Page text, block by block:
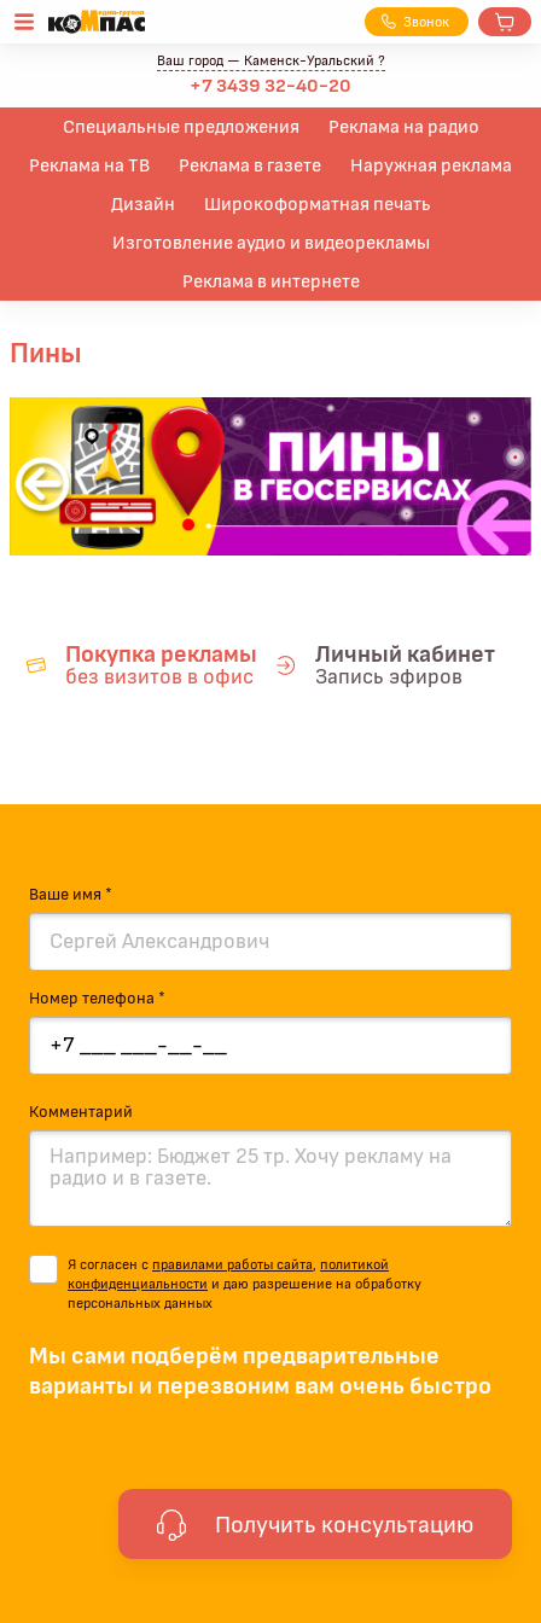
Звонок
Ваш город — Каменск-Уральский ?
+7 3439 32-40-20
Специальные предложения
Реклама на радио
Реклама на ТВ
Реклама в газете
Наружная реклама
Дизайн
Широкоформатная печать
Изготовление аудио и видеорекламы
Реклама в интернете
Пины
Покупка рекламы
без визитов в офис
Личный кабинет
Запись эфиров
Ваше имя *
Номер телефона *
Комментарий
Я согласен с правилами работы сайта
политикой
конфиденциальности и даю разрешение на обработку
персональных данных
Мы сами подберём предварительные
варианты и перезвоним вам очень быстро
Получить консультацию